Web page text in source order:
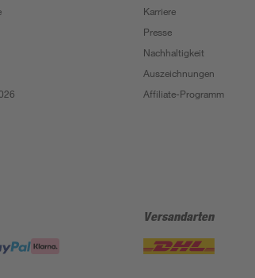
Karriere
Presse
Nachhaltigkeit
Auszeichnungen
Affiliate-Programm
Versandarten